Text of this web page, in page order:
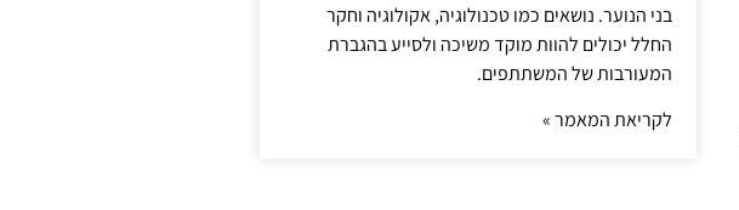
בני הנוער. נושאים כמו טכנולוגיה, אקולוגיה וחקר
החלל יכולים להוות מוקד משיכה ולסייע בהגברת
המעורבות של המשתתפים.
לקריאת המאמר »